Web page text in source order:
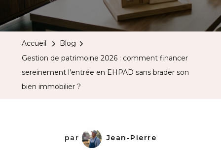
Accueil
Blog
Gestion de patrimoine 2026 : comment financer
sereinement l’entrée en EHPAD sans brader son
bien immobilier ?
par Jean-Pierre